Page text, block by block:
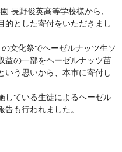
長野俊英高等学校様から、
的とした寄付をいただきまし
文化祭でヘーゼルナッツ生ソ
益の一部をヘーゼルナッツ苗
いう思いから、本市に寄付し
している生徒によるヘーゼル
も行われました。